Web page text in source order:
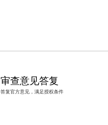
审查意见答复
答复官方意见，满足授权条件